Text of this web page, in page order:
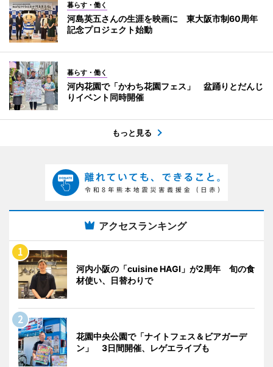
暮らす・働く
河島英五さんの生涯を映画に 東大阪市制60周年
記念プロジェクト始動
暮らす・働く
河内花園で「かわち花園フェス」 盆踊りとだんじ
りイベント同時開催
もっと見る
アクセスランキング
河内小阪の「cuisine HAGI」が2周年 旬の食
材使い、日替わりで
花園中央公園で「ナイトフェス＆ビアガーデ
ン」 3日間開催、レゲエライブも